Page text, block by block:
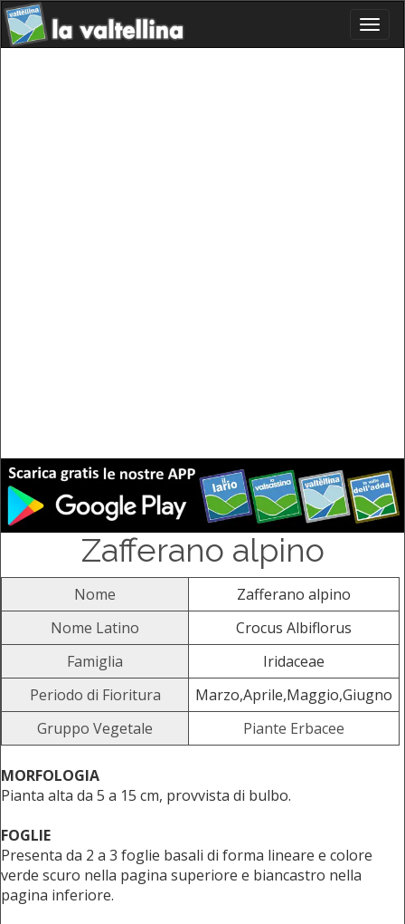
Zafferano alpino
Nome
Zafferano alpino
Nome Latino
Crocus Albiflorus
Famiglia
Iridaceae
Periodo di Fioritura
Marzo,Aprile,Maggio,Giugno
Gruppo Vegetale
Piante Erbacee
MORFOLOGIA
Pianta alta da 5 a 15 cm, provvista di bulbo.
FOGLIE
Presenta da 2 a 3 foglie basali di forma lineare e colore
verde scuro nella pagina superiore e biancastro nella
pagina inferiore.